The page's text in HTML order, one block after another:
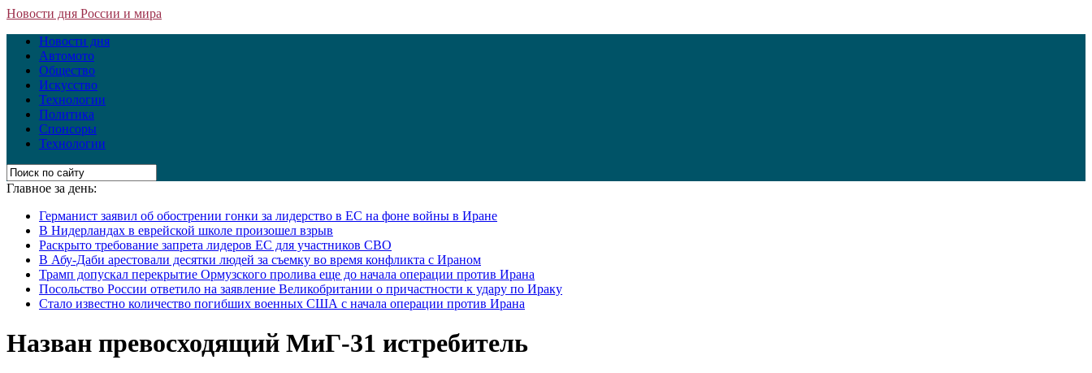
Новости дня России и мира
Новости дня
Автомото
Общество
Искусство
Технологии
Политика
Спонсоры
Технологии
Главное за день:
Германист заявил об обострении гонки за лидерство в ЕС на фоне войны в Иране
В Нидерландах в еврейской школе произошел взрыв
Раскрыто требование запрета лидеров ЕС для участников СВО
В Абу-Даби арестовали десятки людей за съемку во время конфликта с Ираном
Трамп допускал перекрытие Ормузского пролива еще до начала операции против Ирана
Посольство России ответило на заявление Великобритании о причастности к удару по Ираку
Стало известно количество погибших военных США с начала операции против Ирана
Назван превосходящий МиГ-31 истребитель